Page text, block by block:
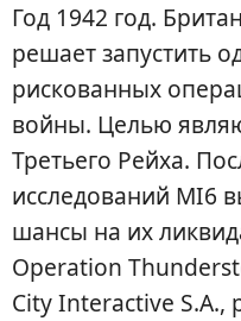
Год 1942 год.
решает запустить
рискованных
войны. Целью
Третьего Рейха.
исследований MI6
шансы на их
Operation
City Interactive S.A.,